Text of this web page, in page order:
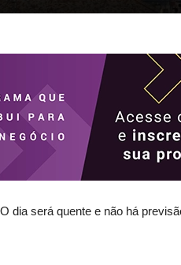
será quente e não há